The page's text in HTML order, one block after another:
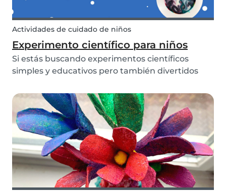
Actividades de cuidado de niños
Experimento científico para niños
Si estás buscando experimentos científicos
simples y educativos pero también divertidos
Estos tres experimentos para niños son rápidos,
divertidos y (lo más importante) requieren un
desorde...